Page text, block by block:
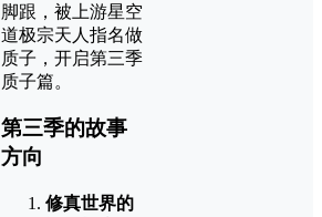
脚跟，被上游星空
道极宗天人指名做
质子，开启第三季
质子篇。
第三季的故事
方向
修真世界的